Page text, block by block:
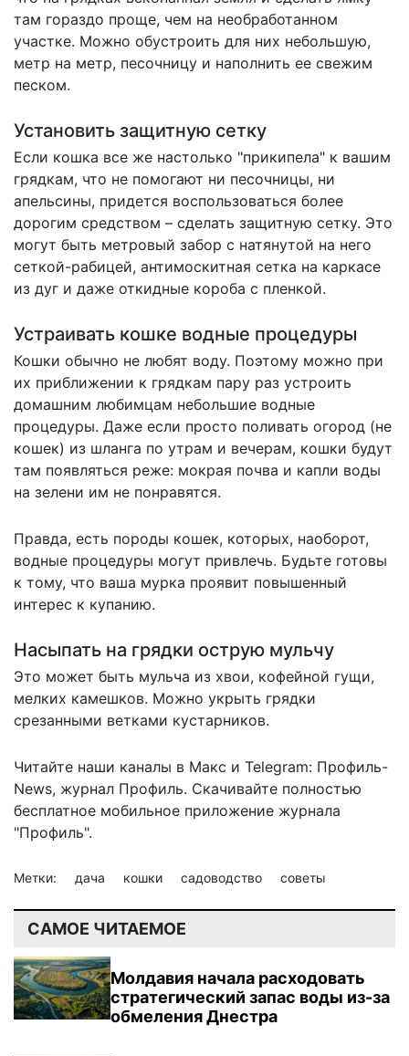
там гораздо проще, чем на необработанном
участке. Можно обустроить для них небольшую,
метр на метр, песочницу и наполнить ее свежим
песком.
Установить защитную сетку
Если кошка все же настолько "прикипела" к вашим
грядкам, что не помогают ни песочницы, ни
апельсины, придется воспользоваться более
дорогим средством – сделать защитную сетку. Это
могут быть метровый забор с натянутой на него
сеткой-рабицей, антимоскитная сетка на каркасе
из дуг и даже откидные короба с пленкой.
Устраивать кошке водные процедуры
Кошки обычно не любят воду. Поэтому можно при
их приближении к грядкам пару раз устроить
домашним любимцам небольшие водные
процедуры. Даже если просто поливать огород (не
кошек) из шланга по утрам и вечерам, кошки будут
там появляться реже: мокрая почва и капли воды
на зелени им не понравятся.
Правда, есть породы кошек, которых, наоборот,
водные процедуры могут привлечь. Будьте готовы
к тому, что ваша мурка проявит повышенный
интерес к купанию.
Насыпать на грядки острую мульчу
Это может быть мульча из хвои, кофейной гущи,
мелких камешков. Можно укрыть грядки
срезанными ветками кустарников.
Читайте наши каналы в Макс и Telegram: Профиль-
News, журнал Профиль. Скачивайте полностью
бесплатное мобильное приложение журнала
"Профиль".
Метки: дача кошки садоводство советы
САМОЕ ЧИТАЕМОЕ
Молдавия начала расходовать
стратегический запас воды из-за
обмеления Днестра